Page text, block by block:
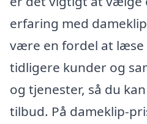
erfaring med
være en fordel at læse
tidligere kunder og
og tjenester, så du
tilbud. På dameklip-